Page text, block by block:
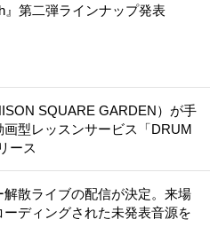
』第二弾ラインナップ発表
SQUARE GARDEN）が手
画型レッスンサービス「DRUM
ース
解散ライブの配信が決定。来場
ディングされた未発表音源を